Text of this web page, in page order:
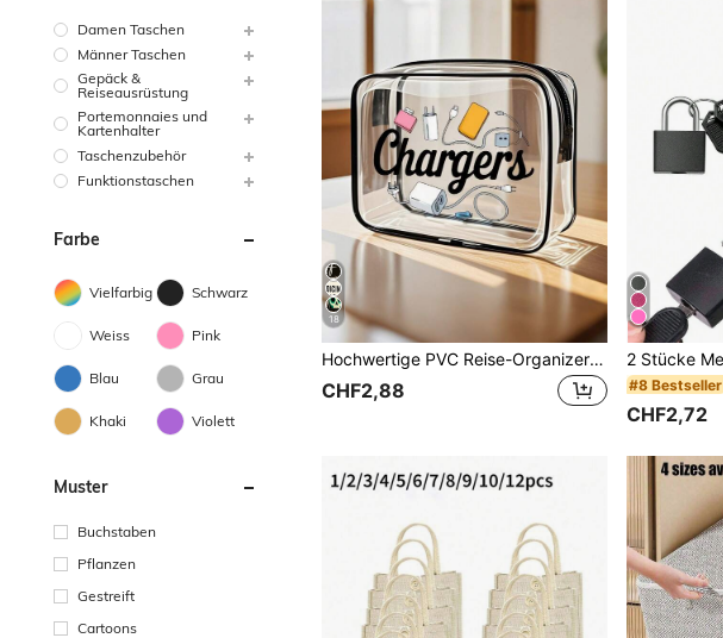
Damen Taschen
Männer Taschen
Gepäck &
Reiseausrüstung
Portemonnaies und
Kartenhalter
Taschenzubehör
Funktionstaschen
Farbe
Vielfarbig Schwarz
Weiss Pink
Blau Grau
Khaki Violett
Muster
Buchstaben
Pflanzen
Gestreift
Cartoons
18
Hochwertige PVC Reise-Organizer Tasche mit großer Kapazität, Reißverschluss - leichte, farbbeständige Kosmetik- und Kulturtasche, geeignet für Frauen/Mädchen, TSA-konform, tragbare Makeup-Tasche, einfach zu reinigen, technologisch fortschrittliche Aufbewahrungslösung | Modernes Aussehen | Farbbeständiges Material, Reiseessential, Urlaubstasche, Schul-Makeup-Tasche, Kreuzfahrt-Kulturtasche, Herren Badezimmer-Aufbewahrungstasche
CHF2,88 #8 Bestseller
CHF2,72